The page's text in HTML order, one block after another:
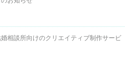
相談所向けのクリエイティブ制作サービ